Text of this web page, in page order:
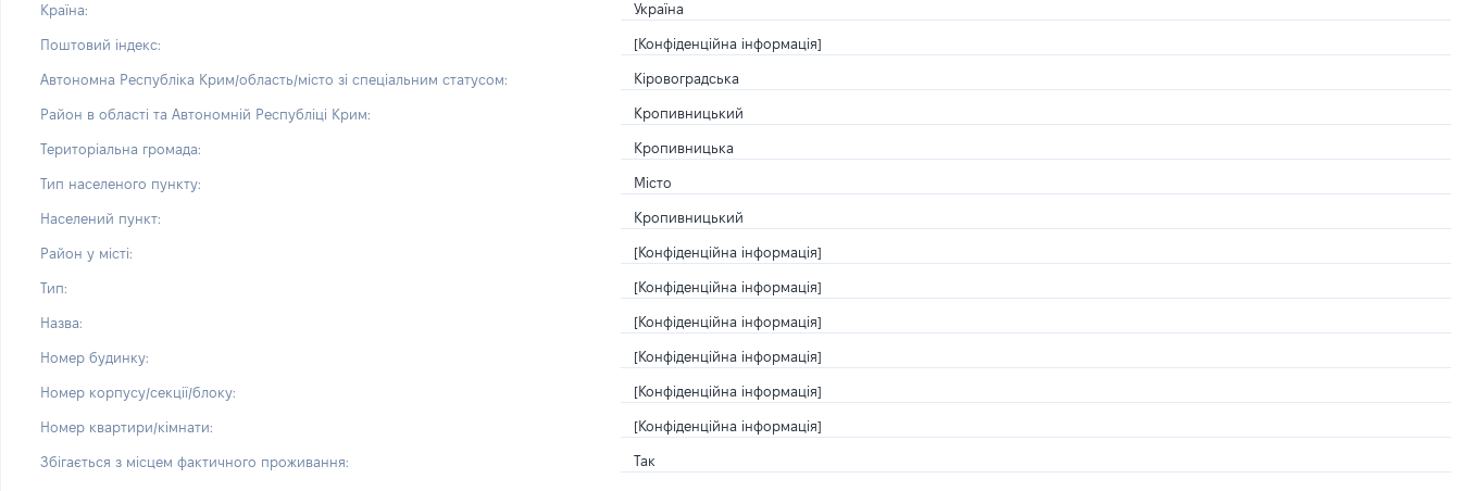
Країна: Україна
Поштовий індекс: [Конфіденційна інформація]
Автономна Республіка Крим/область/місто зі спеціальним статусом: Кіровоградська
Район в області та Автономній Республіці Крим: Кропивницький
Територіальна громада: Кропивницька
Тип населеного пункту: Місто
Населений пункт: Кропивницький
Район у місті: [Конфіденційна інформація]
Тип: [Конфіденційна інформація]
Назва: [Конфіденційна інформація]
Номер будинку: [Конфіденційна інформація]
Номер корпусу/секції/блоку: [Конфіденційна інформація]
Номер квартири/кімнати: [Конфіденційна інформація]
Збігається з місцем фактичного проживання: Так